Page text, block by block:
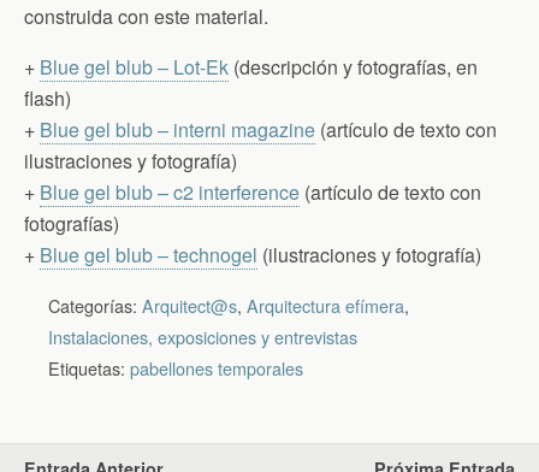
construida con este material.
+ Blue gel blub – Lot-Ek (descripción y fotografías, en
flash)
+ Blue gel blub – interni magazine (artículo de texto con
ilustraciones y fotografía)
+ Blue gel blub – c2 interference (artículo de texto con
fotografías)
+ Blue gel blub – technogel (ilustraciones y fotografía)
Categorías: Arquitect@s, Arquitectura efímera,
Instalaciones, exposiciones y entrevistas
Etiquetas: pabellones temporales